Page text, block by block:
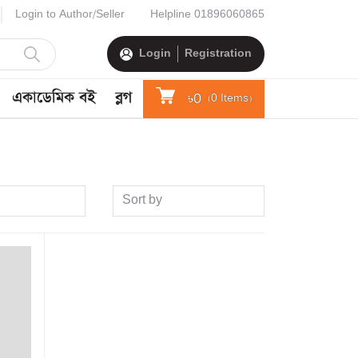
Login to Author/Seller Helpline 01896060865
Login Registration
একাডেমিক বই ব্লগ ৳0 (0 Items)
Sort by